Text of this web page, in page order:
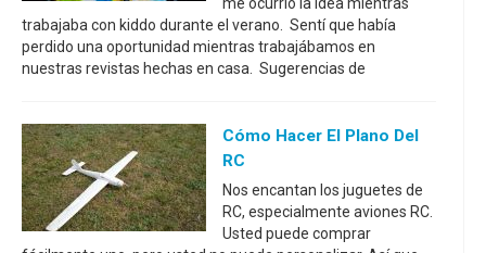
trabajaba con kiddo durante el verano. Sentí que había
perdido una oportunidad mientras trabajábamos en
nuestras revistas hechas en casa. Sugerencias de
Cómo Hacer El Plano Del
RC
Nos encantan los juguetes de
RC, especialmente aviones RC.
Usted puede comprar